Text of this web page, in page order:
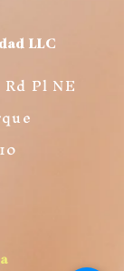
LLC
Pl NE